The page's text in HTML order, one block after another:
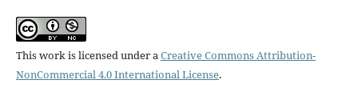
This work is licensed under aCreative Commons Attribution-
NonCommercial 4.0 International License.